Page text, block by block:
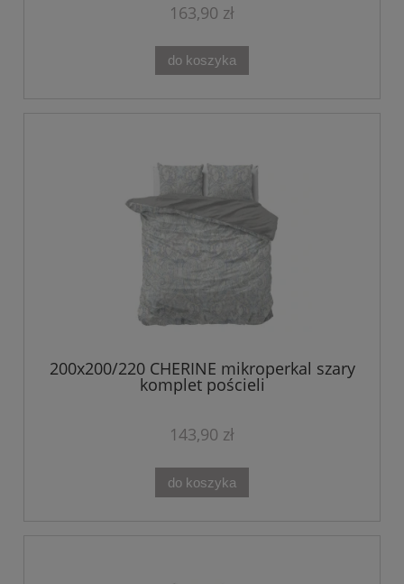
163,90 zł
do koszyka
200x200/220 CHERINE mikroperkal szary
komplet pościeli
143,90 zł
do koszyka